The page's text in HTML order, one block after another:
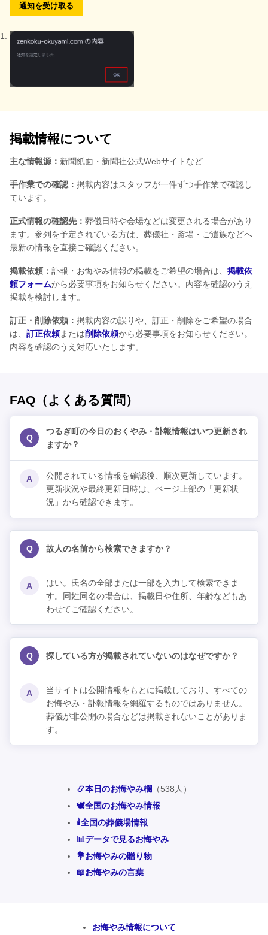
通知を受け取る
掲載情報について
主な情報源： 新聞紙面・新聞社公式Webサイトなど
手作業での確認： 掲載内容はスタッフが一件ずつ手作業で確認し
ています。
正式情報の確認先： 葬儀日時や会場などは変更される場合があり
ます。参列を予定されている方は、葬儀社・斎場・ご遺族などへ
最新の情報を直接ご確認ください。
掲載依頼： 訃報・お悔やみ情報の掲載をご希望の場合は、 掲載依
頼フォームから必要事項をお知らせください。内容を確認のうえ
掲載を検討します。
訂正・削除依頼： 掲載内容の誤りや、訂正・削除をご希望の場合
は、 訂正依頼または削除依頼から必要事項をお知らせください。
内容を確認のうえ対応いたします。
FAQ（よくある質問）
Q
つるぎ町の今日のおくやみ・訃報情報はいつ更新され
ますか？
A
公開されている情報を確認後、順次更新しています。
更新状況や最終更新日時は、ページ上部の「更新状
況」から確認できます。
Q 故人の名前から検索できますか？
A
はい。氏名の全部または一部を入力して検索できま
す。同姓同名の場合は、掲載日や住所、年齢などもあ
わせてご確認ください。
Q 探している方が掲載されていないのはなぜですか？
A
当サイトは公開情報をもとに掲載しており、すべての
お悔やみ・訃報情報を網羅するものではありません。
葬儀が非公開の場合などは掲載されないことがありま
す。
📿本日のお悔やみ欄 （538人）
🕊️全国のお悔やみ情報
🕯️全国の葬儀場情報
📊データで見るお悔やみ
💐お悔やみの贈り物
📖お悔やみの言葉
お悔やみ情報について